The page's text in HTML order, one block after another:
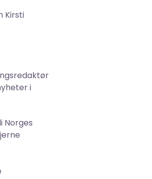
Kirsti
i
Norges